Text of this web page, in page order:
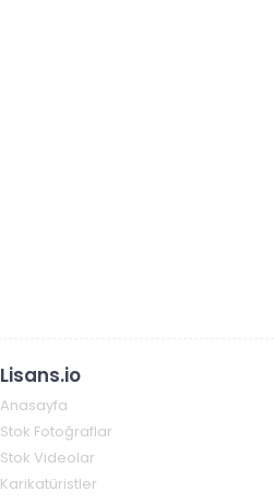
Lisans.io
Anasayfa
Stok Fotoğraflar
Stok Videolar
Karikatüristler